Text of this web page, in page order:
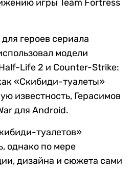
игры Team Fortress
героев сериала
модели
Life 2 и Counter-Strike:
«Скибиди-туалеты»
известность, Герасимов
для Android.
туалетов»
однако по мере
дизайна и сюжета сами